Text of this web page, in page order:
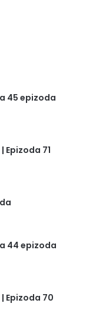
45 epizoda
Epizoda 71
44 epizoda
Epizoda 70